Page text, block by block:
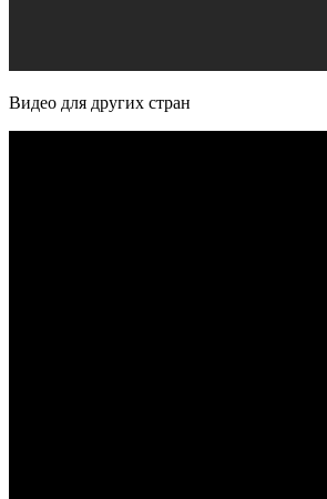
Видео для других стран